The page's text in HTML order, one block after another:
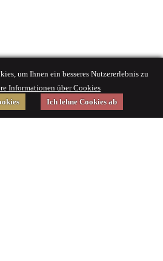
um Ihnen ein besseres Nutzererlebnis zu
Informationen über Cookies
Ich lehne Cookies ab